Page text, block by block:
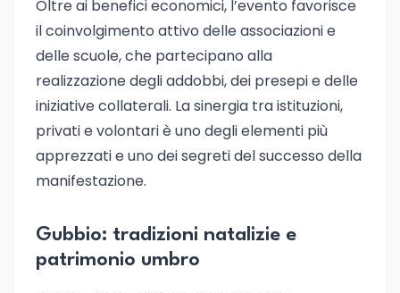
Oltre ai benefici economici, l’evento favorisce
il coinvolgimento attivo delle associazioni e
delle scuole, che partecipano alla
realizzazione degli addobbi, dei presepi e delle
iniziative collaterali. La sinergia tra istituzioni,
privati e volontari è uno degli elementi più
apprezzati e uno dei segreti del successo della
manifestazione.
Gubbio: tradizioni natalizie e
patrimonio umbro